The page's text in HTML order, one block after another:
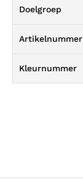
Doelgroep
Artikelnummer
Kleurnummer